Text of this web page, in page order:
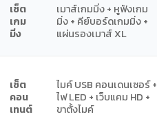
เซ็ต
เกม
มิ่ง
เมาส์เกมมิ่ง + หูฟังเกม
มิ่ง + คีย์บอร์ดเกมมิ่ง +
แผ่นรองเมาส์ XL
เซ็ต
คอน
เทนต์
ไมค์ USB คอนเดนเซอร์ +
ไฟ LED + เว็บแคม HD +
ขาตั้งไมค์